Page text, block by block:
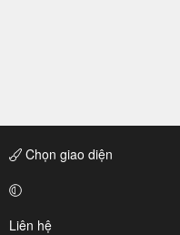
Chọn giao diện
Liên hệ